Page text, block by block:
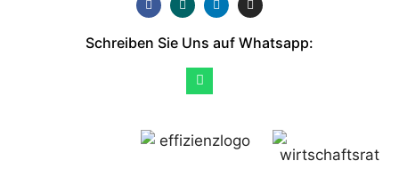
Schreiben Sie Uns auf Whatsapp: